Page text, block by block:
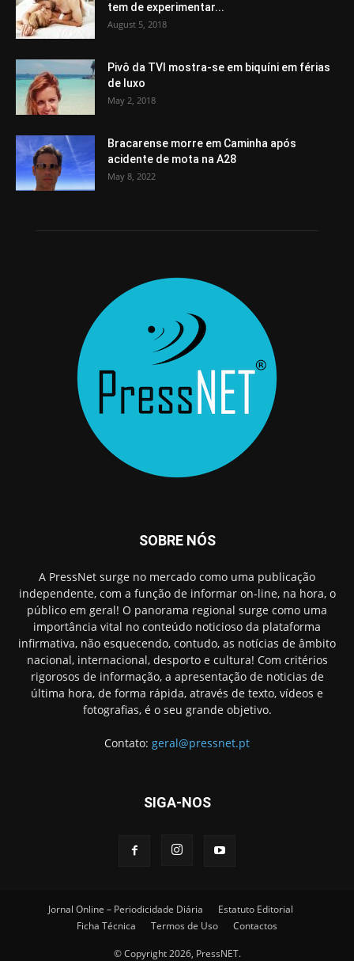
tem de experimentar...
August 5, 2018
Pivô da TVI mostra-se em biquíni em férias
de luxo
May 2, 2018
Bracarense morre em Caminha após
acidente de mota na A28
May 8, 2022
SOBRE NÓS
A PressNet surge no mercado como uma publicação
independente, com a função de informar on-line, na hora, o
público em geral! O panorama regional surge como uma
importância vital no conteúdo noticioso da plataforma
infirmativa, não esquecendo, contudo, as notícias de âmbito
nacional, internacional, desporto e cultura! Com critérios
rigorosos de informação, a apresentação de noticias de
última hora, de forma rápida, através de texto, vídeos e
fotografias, é o seu grande objetivo.
Contato: geral@pressnet.pt
SIGA-NOS
Jornal Online – Periodicidade Diária
Estatuto Editorial
Ficha Técnica
Termos de Uso Contactos
© Copyright 2026, PressNET.